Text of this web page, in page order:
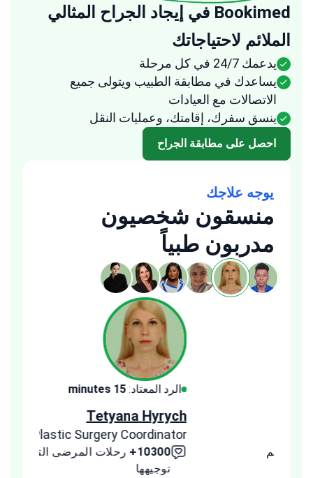
Bookimed في إيجاد الجراح المثالي
الملائم لاحتياجاتك
يدعمك 24/7 في كل مرحلة
يساعدك في مطابقة الطبيب ويتولى جميع
الاتصالات مع العيادات
ينسق سفرك، إقامتك، وعمليات النقل
احصل على مطابقة الجراح
يوجه علاجك
منسقون شخصيون
مدربون طبياً
Tetyana Hyrych
Senior Plastic Surgery Coordinator
رحلات المرضى التي تم